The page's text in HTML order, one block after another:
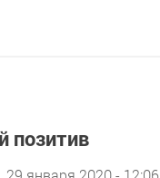
позитив